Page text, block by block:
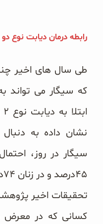
زیتون و روغن
رایس کیک
غلات و دانه‌های
صبحانه و میان
رابطه درمان دیابت نوع
طی سال های اخیر
که سیگار می تواند
سیگار در روز،
۴۵درصد و در زنان ۷۴درصد افزایش می یابد…
تحقیقات اخیر
کسانی که در معرض